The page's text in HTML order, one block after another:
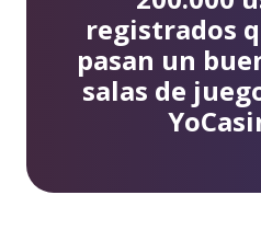
registrados
pasan un
salas de